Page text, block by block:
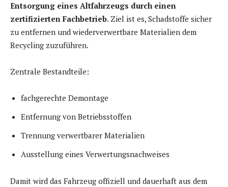
Entsorgung eines Altfahrzeugs durch einen
zertifizierten Fachbetrieb. Ziel ist es, Schadstoffe sicher
zu entfernen und wiederverwertbare Materialien dem
Recycling zuzuführen.
Zentrale Bestandteile:
fachgerechte Demontage
Entfernung von Betriebsstoffen
Trennung verwertbarer Materialien
Ausstellung eines Verwertungsnachweises
Damit wird das Fahrzeug offiziell und dauerhaft aus dem